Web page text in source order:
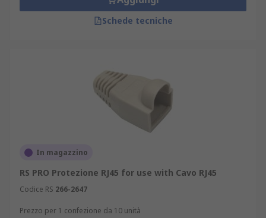
Schede tecniche
In magazzino
RS PRO Protezione RJ45 for use with Cavo RJ45
Codice RS 266-2647
Prezzo per 1 confezione da 10 unità